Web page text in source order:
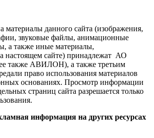
материалы данного сайта (изображения,
звуковые файлы, анимационные
а также иные материалы,
настоящем сайте) принадлежат АО
также АВИЛОН), а также третьим
право использования материалов
основаниях. Просмотр информации
страниц сайта разрешается только
информация на других ресурсах